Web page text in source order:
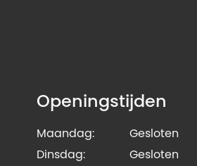
Openingstijden
Maandag:
Gesloten
Dinsdag:
Gesloten